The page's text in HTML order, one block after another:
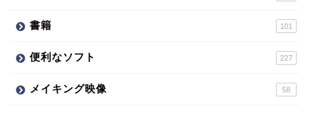
書籍 101
便利なソフト 227
メイキング映像 58